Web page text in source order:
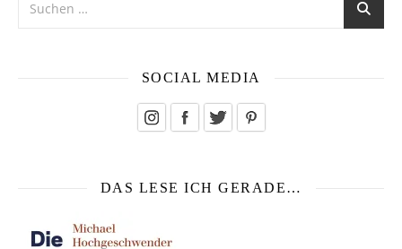
SOCIAL MEDIA
DAS LESE ICH GERADE…